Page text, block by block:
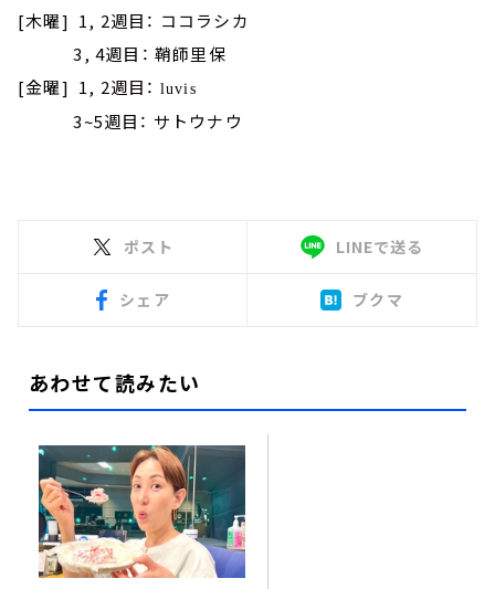
[木曜] 1, 2週目： ココラシカ
3, 4週目： 鞘師里保
[金曜] 1, 2週目： luvis
3~5週目： サトウナウ
ポスト LINEで送る
シェア ブクマ
あわせて読みたい